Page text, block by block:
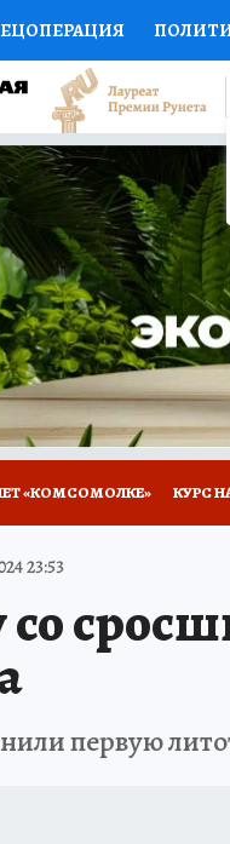
СПОРТ
ДОКТОР ФИНАНСЫ
НА СПОРТ
ТЕСТЫ НОВОЕ НА
«КОМСОМОЛКЕ» КУРС
КРАЮ
ИТОГИ ГОДА
23:53
первую